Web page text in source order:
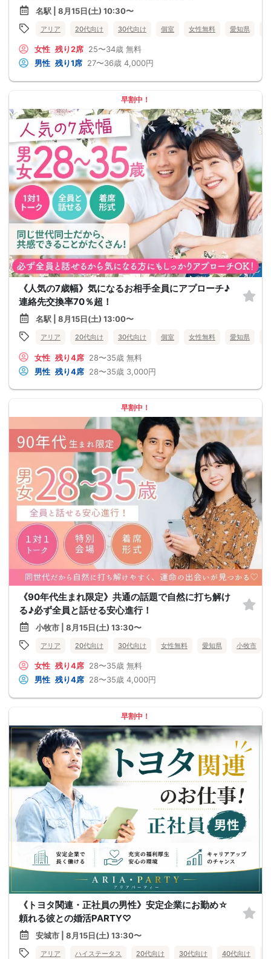
名駅 | 8月15日(土) 10:30〜
アリア 20代向け 30代向け 個室 女性無料 愛知県
女性 残り2席 25〜34歳 無料
男性 残り1席 27〜36歳 4,000円
早割中！
《人気の7歳幅》気になるお相手全員にアプローチ♪
連絡先交換率70％超！
名駅 | 8月15日(土) 13:00〜
アリア 20代向け 30代向け 個室 女性無料 愛知県
女性 残り4席 28〜35歳 無料
男性 残り4席 28〜35歳 3,000円
早割中！
《90年代生まれ限定》共通の話題で自然に打ち解け
る♪必ず全員と話せる安心進行！
小牧市 | 8月15日(土) 13:30〜
アリア 20代向け 30代向け 女性無料 愛知県 小牧市
女性 残り4席 28〜35歳 無料
男性 残り4席 28〜35歳 4,000円
早割中！
《トヨタ関連・正社員の男性》安定企業にお勤め☆
頼れる彼との婚活PARTY♡
安城市 | 8月15日(土) 13:30〜
アリア ハイステータス 20代向け 30代向け 40代向け